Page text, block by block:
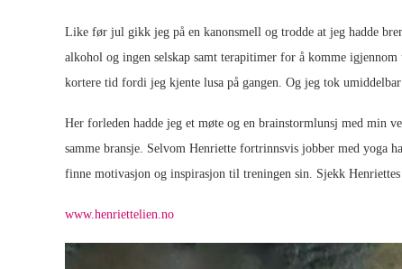
Like før jul gikk jeg på en kanonsmell og trodde at jeg hadde
alkohol og ingen selskap samt terapitimer for å komme
kortere tid fordi jeg kjente lusa på gangen. Og jeg tok
Her forleden hadde jeg et møte og en brainstormlunsj med min
samme bransje. Selvom Henriette fortrinnsvis jobber med yoga
finne motivasjon og inspirasjon til treningen sin. Sjekk
www.henriettelien.no